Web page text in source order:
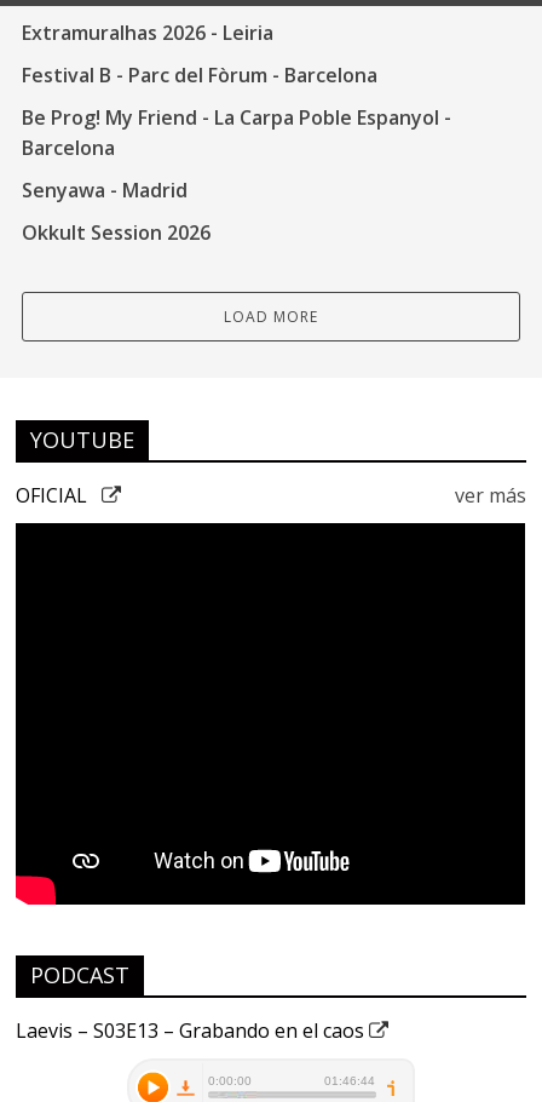
Extramuralhas 2026 - Leiria
Festival B - Parc del Fòrum - Barcelona
Be Prog! My Friend - La Carpa Poble Espanyol -
Barcelona
Senyawa - Madrid
Okkult Session 2026
LOAD MORE
YOUTUBE
ver más
OFICIAL
PODCAST
Laevis – S03E13 – Grabando en el caos